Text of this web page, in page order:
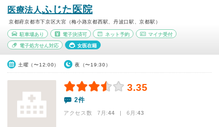
医療法人ふじた医院
京都府京都市下京区大宮（梅小路京都西駅、丹波口駅、京都駅）
駐車場あり 電子決済可 ネット予約 マイナ受付
電子処方せん対応 女医在籍
土曜（〜12:00） 夜（〜19:30）
3.35
2件
アクセス数 7月:44 | 6月:43